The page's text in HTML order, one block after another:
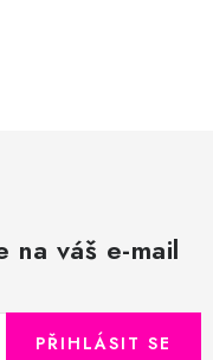
na váš e-mail
PŘIHLÁSIT SE